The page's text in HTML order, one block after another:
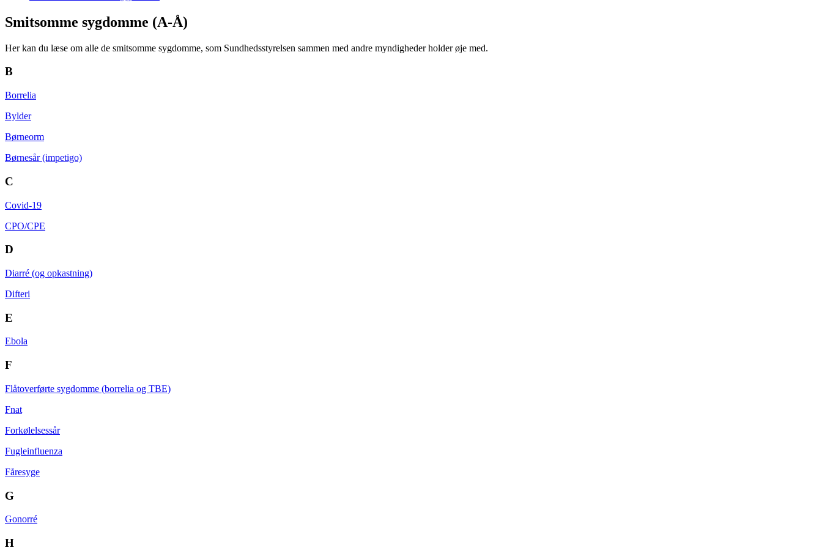
Smitsomme sygdomme (A-Å)
Her kan du læse om alle de smitsomme sygdomme, som Sundhedsstyrelsen sammen med andre myndigheder holder øje med.
B
Borrelia
Bylder
Børneorm
Børnesår (impetigo)
C
Covid-19
CPO/CPE
D
Diarré (og opkastning)
Difteri
E
Ebola
F
Flåtoverførte sygdomme (borrelia og TBE)
Fnat
Forkølelsessår
Fugleinfluenza
Fåresyge
G
Gonorré
H